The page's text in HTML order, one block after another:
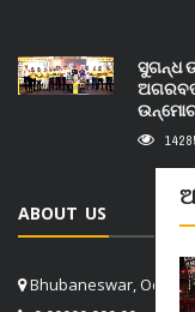
ସୁଗନ୍ଧ
ABOUT US
Bhubaneswar,